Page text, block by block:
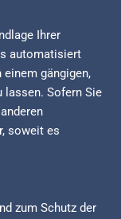
Ihrer
automatisiert
gängigen,
lassen. Sofern Sie
soweit es
zum Schutz der